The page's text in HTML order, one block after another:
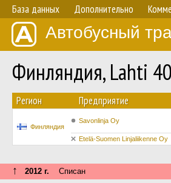
База данных Дополнительно
Автобусный
Финляндия, Lahti
Регион Предприятие
Финляндия
Savonlinja Oy
Etelä-Suomen Linjaliikenne Oy
↑ 2012 г. Списан